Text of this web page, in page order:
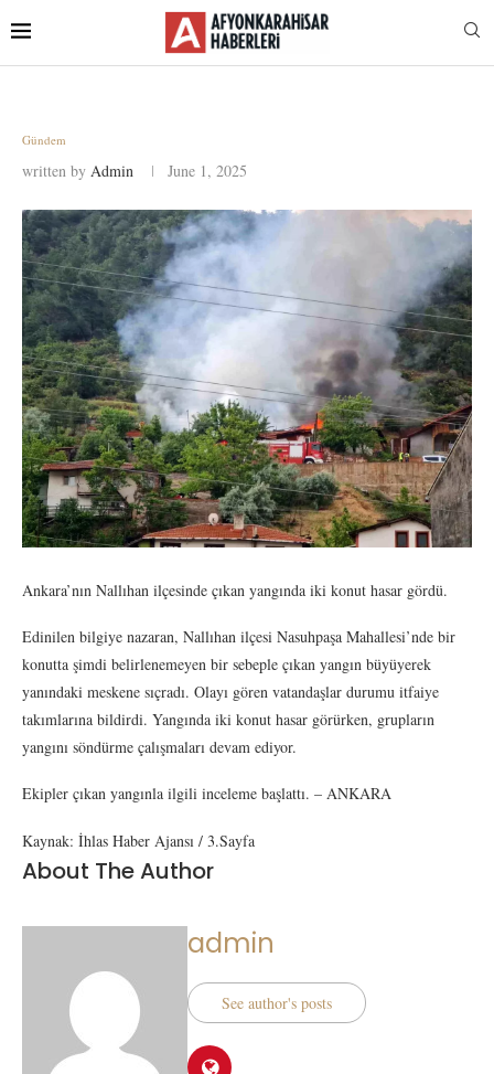
Gündem
written by Admin June 1, 2025
Ankara’nın Nallıhan ilçesinde çıkan yangında iki konut hasar gördü.
Edinilen bilgiye nazaran, Nallıhan ilçesi Nasuhpaşa Mahallesi’nde bir
konutta şimdi belirlenemeyen bir sebeple çıkan yangın büyüyerek
yanındaki meskene sıçradı. Olayı gören vatandaşlar durumu itfaiye
takımlarına bildirdi. Yangında iki konut hasar görürken, grupların
yangını söndürme çalışmaları devam ediyor.
Ekipler çıkan yangınla ilgili inceleme başlattı. – ANKARA
Kaynak: İhlas Haber Ajansı / 3.Sayfa
About The Author
admin
See author's posts